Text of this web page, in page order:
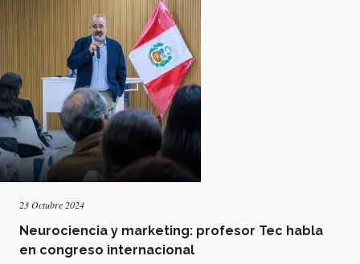
23 Octubre 2024
Neurociencia y marketing: profesor Tec habla
en congreso internacional